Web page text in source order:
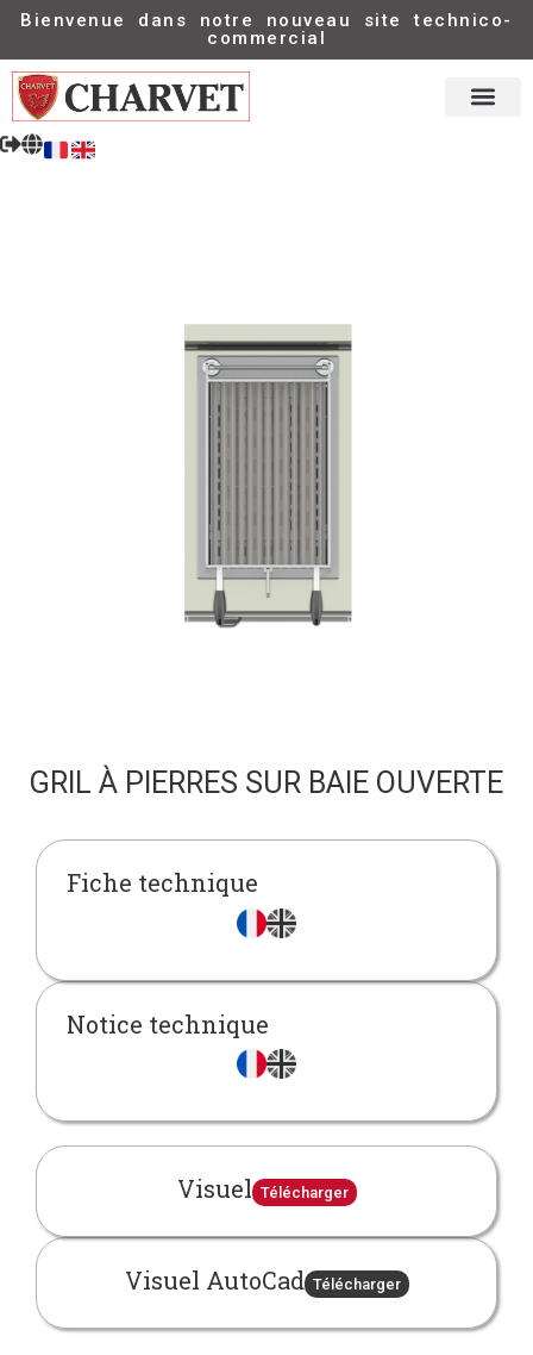
Bienvenue dans notre nouveau site technico-
commercial
GRIL À PIERRES SUR BAIE OUVERTE
Fiche technique
Notice technique
Visuel Télécharger
Visuel AutoCad Télécharger